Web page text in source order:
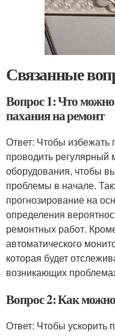
Связанные
Вопрос 1: Что можно
пахания на ремонт
Ответ: Чтобы избежать
проводить регулярный
оборудования, чтобы
проблемы в начале.
прогнозирование на
определения
ремонтных работ.
автоматического
которая будет
возникающих
Вопрос 2: Как
Ответ: Чтобы ускорить